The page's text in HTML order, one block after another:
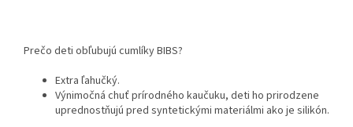
Prečo deti obľubujú cumlíky BIBS?
Extra ľahučký.
Výnimočná chuť prírodného kaučuku, deti ho prirodzene
uprednostňujú pred syntetickými materiálmi ako je silikón.